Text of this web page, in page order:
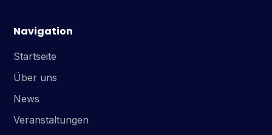
Navigation
Startseite
Über uns
News
Veranstaltungen